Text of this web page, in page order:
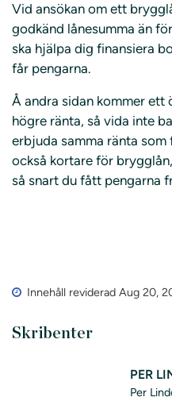
Vid ansökan om ett
godkänd lånesumma än
ska hjälpa dig finansiera
får pengarna.
Å andra sidan kommer
högre ränta, så vida inte
erbjuda samma ränta
också kortare för
så snart du fått pengarna
Innehåll reviderad Aug 20,
Skribenter
PER
Per